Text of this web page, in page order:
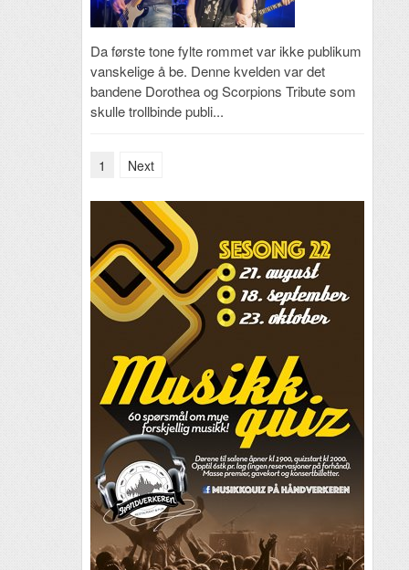
Da første tone fylte rommet var ikke publikum
vanskelige å be. Denne kvelden var det
bandene Dorothea og Scorpions Tribute som
skulle trollbinde publi...
1 Next